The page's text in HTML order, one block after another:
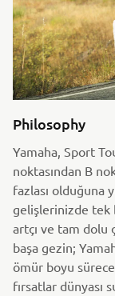
Philosophy
Yamaha, Sport
noktasından B
fazlası olduğuna
gelişlerinizde tek
artçı ve tam dolu
başa gezin;
ömür boyu
fırsatlar dünyası